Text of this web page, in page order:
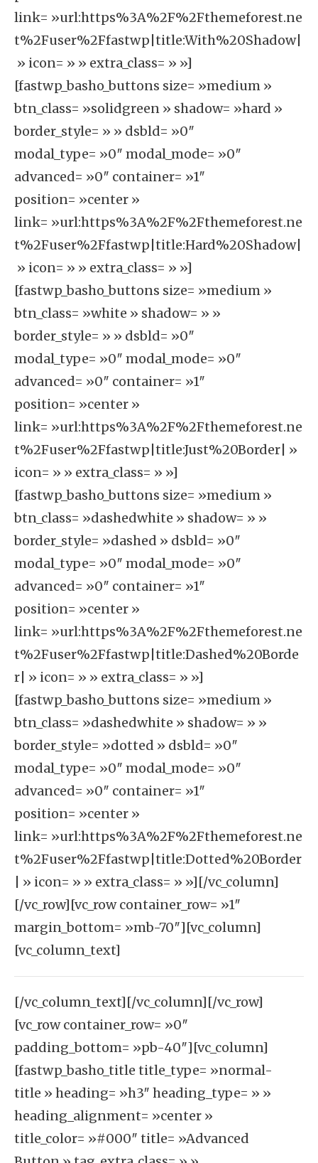
link= »url:https%3A%2F%2Fthemeforest.ne
t%2Fuser%2Ffastwp|title:With%20Shadow|
» icon= » » extra_class= » »]
[fastwp_basho_buttons size= »medium »
btn_class= »solidgreen » shadow= »hard »
border_style= » » dsbld= »0″
modal_type= »0″ modal_mode= »0″
advanced= »0″ container= »1″
position= »center »
link= »url:https%3A%2F%2Fthemeforest.ne
t%2Fuser%2Ffastwp|title:Hard%20Shadow|
» icon= » » extra_class= » »]
[fastwp_basho_buttons size= »medium »
btn_class= »white » shadow= » »
border_style= » » dsbld= »0″
modal_type= »0″ modal_mode= »0″
advanced= »0″ container= »1″
position= »center »
link= »url:https%3A%2F%2Fthemeforest.ne
t%2Fuser%2Ffastwp|title:Just%20Border| »
icon= » » extra_class= » »]
[fastwp_basho_buttons size= »medium »
btn_class= »dashedwhite » shadow= » »
border_style= »dashed » dsbld= »0″
modal_type= »0″ modal_mode= »0″
advanced= »0″ container= »1″
position= »center »
link= »url:https%3A%2F%2Fthemeforest.ne
t%2Fuser%2Ffastwp|title:Dashed%20Borde
r| » icon= » » extra_class= » »]
[fastwp_basho_buttons size= »medium »
btn_class= »dashedwhite » shadow= » »
border_style= »dotted » dsbld= »0″
modal_type= »0″ modal_mode= »0″
advanced= »0″ container= »1″
position= »center »
link= »url:https%3A%2F%2Fthemeforest.ne
t%2Fuser%2Ffastwp|title:Dotted%20Border
| » icon= » » extra_class= » »][/vc_column]
[/vc_row][vc_row container_row= »1″
margin_bottom= »mb-70″][vc_column]
[vc_column_text]
[/vc_column_text][/vc_column][/vc_row]
[vc_row container_row= »0″
padding_bottom= »pb-40″][vc_column]
[fastwp_basho_title title_type= »normal-
title » heading= »h3″ heading_type= » »
heading_alignment= »center »
title_color= »#000″ title= »Advanced